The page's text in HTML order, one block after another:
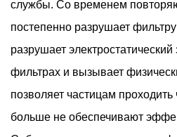
службы. Со временем
постепенно разрушает
разрушает
фильтрах и вызывает
позволяет частицам проходить
больше не обеспечивают